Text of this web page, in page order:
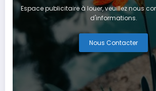
Espace publicitaire à louer, veuillez nous
d'informations.
Nous Contacter